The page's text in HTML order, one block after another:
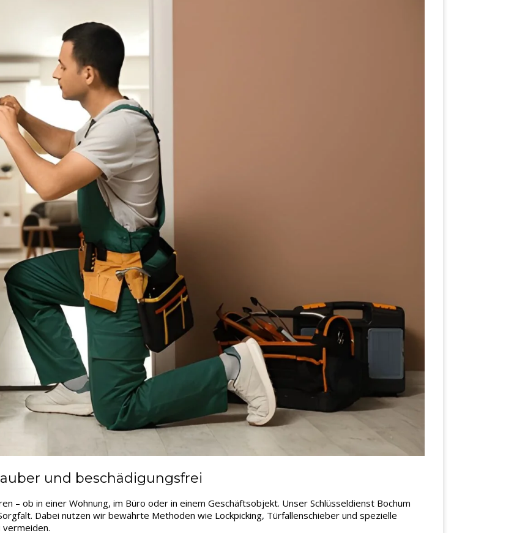
und beschädigungsfrei
– ob in einer Wohnung, im Büro oder in einem Geschäftsobjekt. Unser Schlüsseldienst Bochum
Dabei nutzen wir bewährte Methoden wie Lockpicking, Türfallenschieber und spezielle
vermeiden.